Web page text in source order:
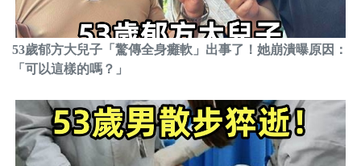
53歲郁方大兒子「驚傳全身癱軟」出事了！她崩潰曝原因：
「可以這樣的嗎？」